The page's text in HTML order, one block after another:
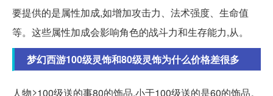
要提供的是属性加成,如增加攻击力、法术强度、生命值
等。这些属性加成会影响角色的战斗力和生存能力,从。
梦幻西游100级灵饰和80级灵饰为什么价格差很多
人物≥100级送的事80的饰品,小于100级送的是60的饰品。